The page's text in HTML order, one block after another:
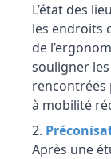
L’état des
les endroits
de
souligner
rencontrées
à mobilité
Après une